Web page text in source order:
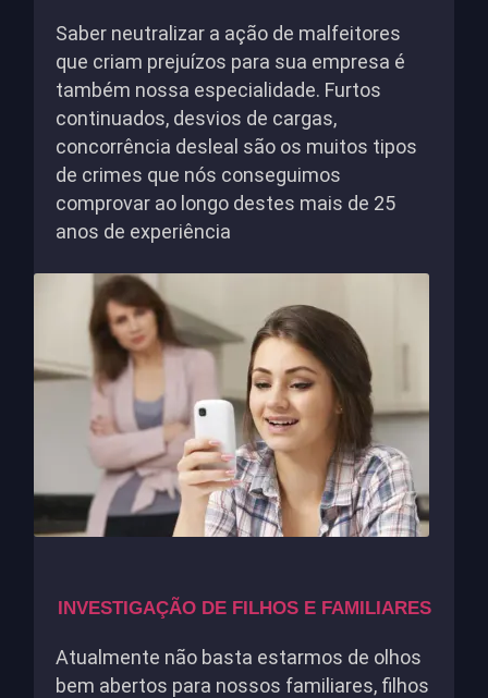
Saber neutralizar a ação de malfeitores
que criam prejuízos para sua empresa é
também nossa especialidade. Furtos
continuados, desvios de cargas,
concorrência desleal são os muitos tipos
de crimes que nós conseguimos
comprovar ao longo destes mais de 25
anos de experiência
INVESTIGAÇÃO DE FILHOS E FAMILIARES
Atualmente não basta estarmos de olhos
bem abertos para nossos familiares, filhos